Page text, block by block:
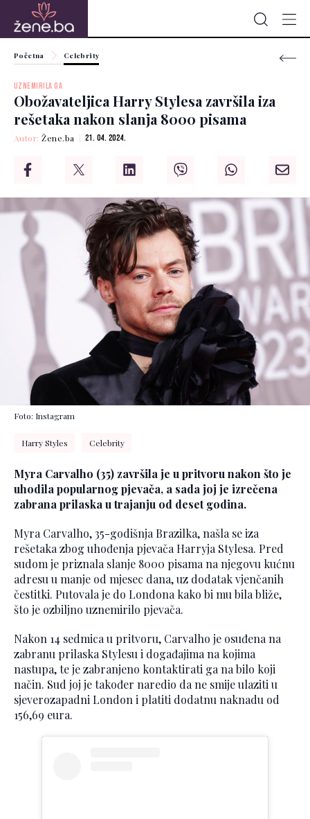
Početna Celebrity
UZNEMIRILA GA
Obožavateljica Harry Stylesa završila iza
rešetaka nakon slanja 8000 pisama
Autor:Žene.ba 21. 04. 2024.
Foto: Instagram
Harry Styles Celebrity
Myra Carvalho (35) završila je u pritvoru nakon što je
uhodila popularnog pjevača, a sada joj je izrečena
zabrana prilaska u trajanju od deset godina.
Myra Carvalho, 35-godišnja Brazilka, našla se iza
rešetaka zbog uhođenja pjevača Harryja Stylesa. Pred
sudom je priznala slanje 8000 pisama na njegovu kućnu
adresu u manje od mjesec dana, uz dodatak vjenčanih
čestitki. Putovala je do Londona kako bi mu bila bliže,
što je ozbiljno uznemirilo pjevača.
Nakon 14 sedmica u pritvoru, Carvalho je osuđena na
zabranu prilaska Stylesu i događajima na kojima
nastupa, te je zabranjeno kontaktirati ga na bilo koji
način. Sud joj je također naredio da ne smije ulaziti u
sjeverozapadni London i platiti dodatnu naknadu od
156,69 eura.